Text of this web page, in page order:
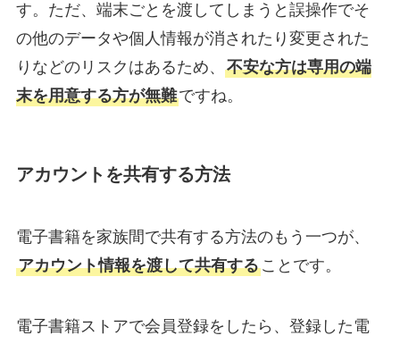
す。ただ、端末ごとを渡してしまうと誤操作でそ
の他のデータや個人情報が消されたり変更された
りなどのリスクはあるため、 不安な方は専用の端
末を用意する方が無難ですね。
アカウントを共有する方法
電子書籍を家族間で共有する方法のもう一つが、
アカウント情報を渡して共有することです。
電子書籍ストアで会員登録をしたら、登録した電